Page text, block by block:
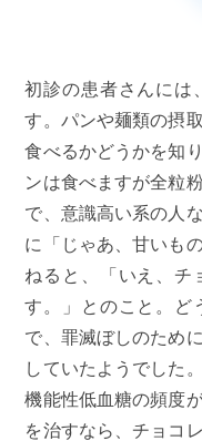
初診の患者さんには
す。パンや麺類の摂
食べるかどうかを知
ンは食べますが全粒
で、意識高い系の人
に「じゃあ、甘いも
ねると、「いえ、チ
す。」とのこと。ど
で、罪滅ぼしのため
していたようでした
機能性低血糖の頻度
を治すなら、チョコ